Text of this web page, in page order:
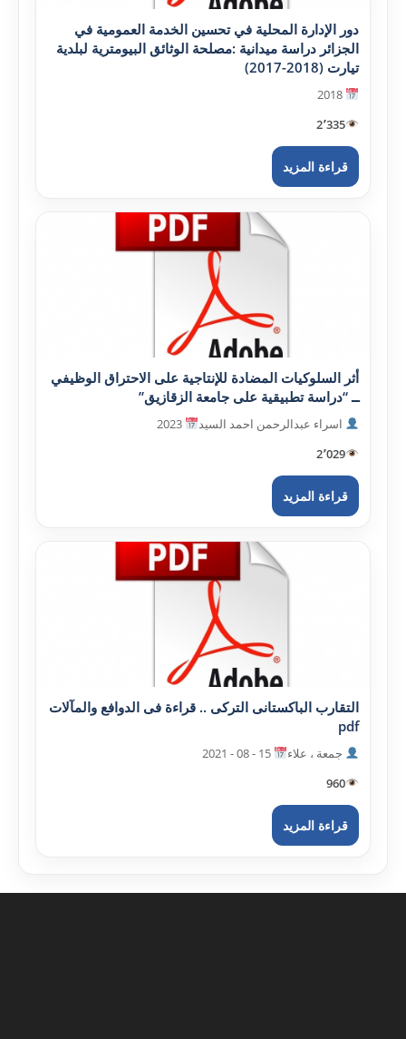
دور الإدارة المحلية في تحسين الخدمة العمومية في
الجزائر دراسة ميدانية :مصلحة الوثائق البيومترية لبلدية
تيارت (2018-2017)
2٬335
قراءة المزيد
أثر السلوکيات المضادة للإنتاجية على الاحتراق الوظيفي
ــ “دراسة تطبيقية على جامعة الزقازيق”
اسراء عبدالرحمن احمد السيد
2٬029
قراءة المزيد
التقارب الباکستانى الترکى .. قراءة فى الدوافع والمآلات
pdf
جمعة ، علاء
960
قراءة المزيد